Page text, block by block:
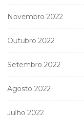
Novembro 2022
Outubro 2022
Setembro 2022
Agosto 2022
Julho 2022